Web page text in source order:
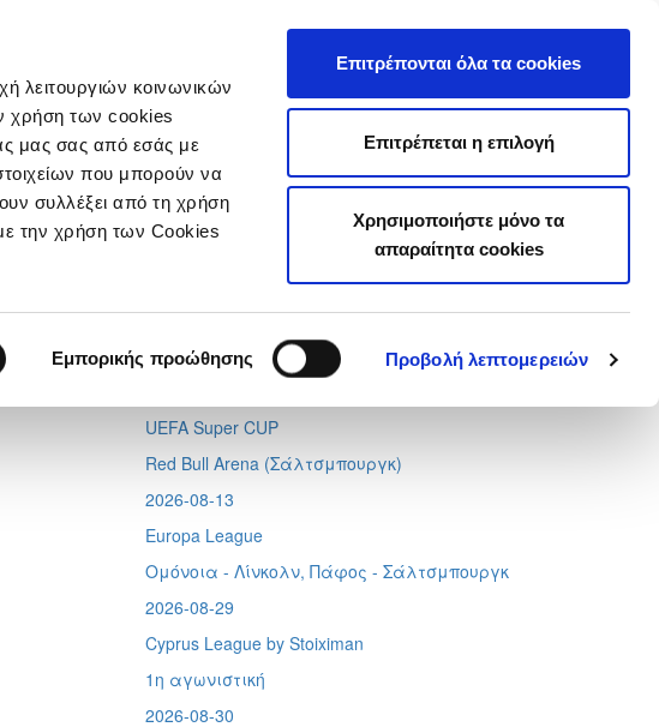
λειτουργιών κοινωνικών
χρήση των cookies
μας σας από εσάς με
που μπορούν να
συλλέξει από τη χρήση
την χρήση των Cookies
Εμπορικής προώθησης Προβολή λεπτομερειών
Επιτρέπονται όλα τα cookies
Επιτρέπεται η επιλογή
Χρησιμοποιήστε μόνο τα
απαραίτητα cookies
Next
Tweets by CyprusFA
Προσεχή γεγονότα
Conference League
Απόλλων - Μπραν
UEFA Super CUP
Red Bull Arena (Σάλτσμπουργκ)
2026-08-13
Europa League
Ομόνοια - Λίνκολν, Πάφος - Σάλτσμπουργκ
2026-08-29
Cyprus League by Stoiximan
1η αγωνιστική
2026-08-30